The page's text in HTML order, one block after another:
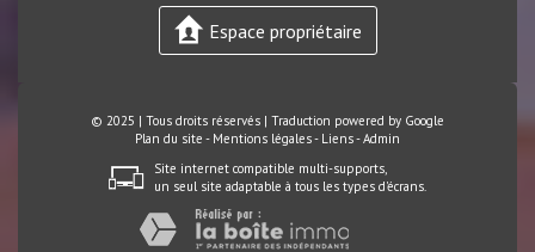
Espace propriétaire
© 2025 | Tous droits réservés | Traduction powered by Google
Plan du site - Mentions légales- Liens-Admin
Site internet compatible multi-supports,
un seul site adaptable à tous les types d'écrans.